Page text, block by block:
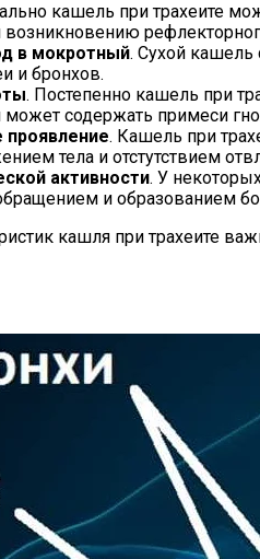
кашель при трахеите
возникновению
в мокротный. Сухой
и бронхов.
. Постепенно кашель при
может содержать примеси
. Кашель при
тела и отстутствием
активности. У
и образованием
кашля при трахеите